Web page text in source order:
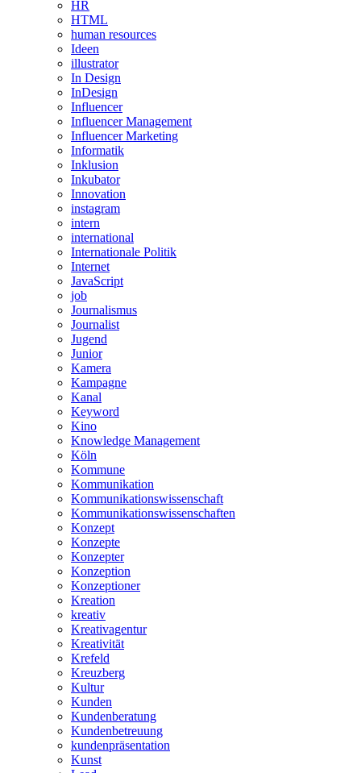
HR
HTML
human resources
Ideen
illustrator
In Design
InDesign
Influencer
Influencer Management
Influencer Marketing
Informatik
Inklusion
Inkubator
Innovation
instagram
intern
international
Internationale Politik
Internet
JavaScript
job
Journalismus
Journalist
Jugend
Junior
Kamera
Kampagne
Kanal
Keyword
Kino
Knowledge Management
Köln
Kommune
Kommunikation
Kommunikationswissenschaft
Kommunikationswissenschaften
Konzept
Konzepte
Konzepter
Konzeption
Konzeptioner
Kreation
kreativ
Kreativagentur
Kreativität
Krefeld
Kreuzberg
Kultur
Kunden
Kundenberatung
Kundenbetreuung
kundenpräsentation
Kunst